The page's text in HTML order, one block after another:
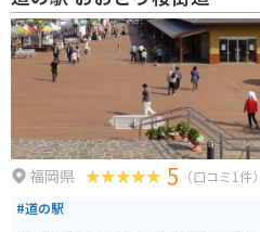
で採れた新鮮な野菜や果物が販売されて
「かわらせんべい」も人気です。 バイクで訪れる場合、道の駅 香春は駐車場
も広く、休憩場所としても最適です。香
す。
福岡県 5 （口コミ1件）
#道の駅